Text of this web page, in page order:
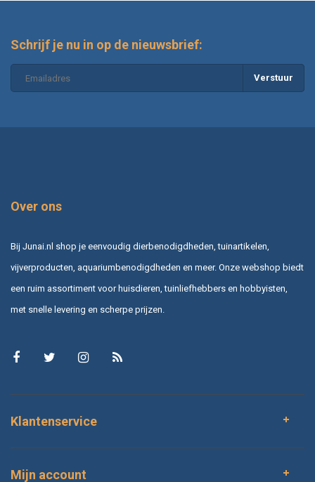
Schrijf je nu in op de nieuwsbrief:
Verstuur
Over ons
Bij Junai.nl shop je eenvoudig dierbenodigdheden, tuinartikelen,
vijverproducten, aquariumbenodigdheden en meer. Onze webshop biedt
een ruim assortiment voor huisdieren, tuinliefhebbers en hobbyisten,
met snelle levering en scherpe prijzen.
Klantenservice
Mijn account